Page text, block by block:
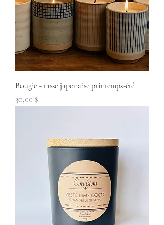
Bougie - tasse japonaise printemps-été
Prix
30,00 $